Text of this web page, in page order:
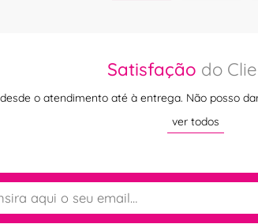
Satisfação do
o atendimento até à entrega. Não posso
ver todos